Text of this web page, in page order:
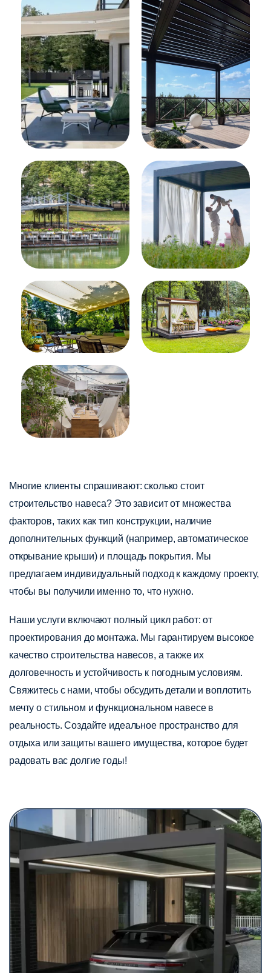
Многие клиенты спрашивают: сколько стоит
строительство навеса? Это зависит от множества
факторов, таких как тип конструкции, наличие
дополнительных функций (например, автоматическое
открывание крыши) и площадь покрытия. Мы
предлагаем индивидуальный подход к каждому проекту,
чтобы вы получили именно то, что нужно.
Наши услуги включают полный цикл работ: от
проектирования до монтажа. Мы гарантируем высокое
качество строительства навесов, а также их
долговечность и устойчивость к погодным условиям.
Свяжитесь с нами, чтобы обсудить детали и воплотить
мечту о стильном и функциональном навесе в
реальность. Создайте идеальное пространство для
отдыха или защиты вашего имущества, которое будет
радовать вас долгие годы!